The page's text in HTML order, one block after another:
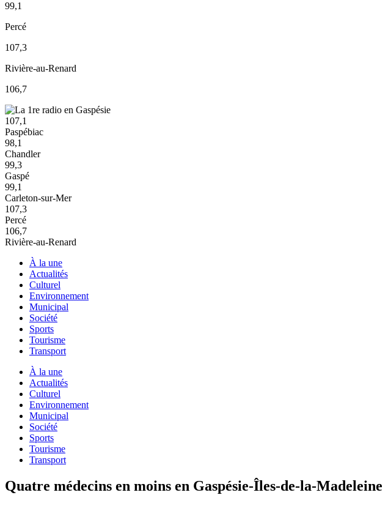
99,1
Percé
107,3
Rivière-au-Renard
106,7
107,1
Paspébiac
98,1
Chandler
99,3
Gaspé
99,1
Carleton-sur-Mer
107,3
Percé
106,7
Rivière-au-Renard
À la une
Actualités
Culturel
Environnement
Municipal
Société
Sports
Tourisme
Transport
À la une
Actualités
Culturel
Environnement
Municipal
Société
Sports
Tourisme
Transport
Quatre médecins en moins en Gaspésie-Îles-de-la-Madeleine